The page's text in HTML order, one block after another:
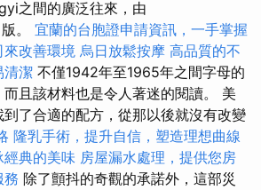
之間的廣泛往來，由
。 宜蘭的台胞證申請資訊，一手掌握
來改善環境 烏日放鬆按摩 高品質的不
清潔 不僅1942年至1965年之間字母的
且該材料也是令人著迷的閱讀。 美
了合適的配方，從那以後就沒有改變
隆乳手術，提升自信，塑造理想曲線
經典的美味 房屋漏水處理，提供您房
務 除了顫抖的奇觀的承諾外，這部災